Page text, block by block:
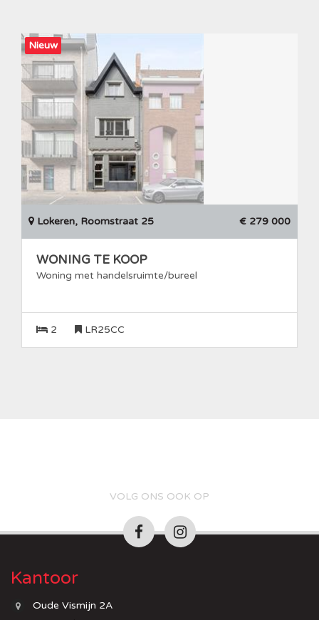
Nieuw
Lokeren, Roomstraat 25 € 279 000
WONING TE KOOP
Woning met handelsruimte/bureel
2 LR25CC
VOLG ONS OOK OP
Kantoor
Oude Vismijn 2A